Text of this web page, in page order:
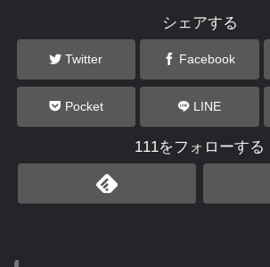
シェアする
Twitter Facebook
Pocket LINE
111をフォローする